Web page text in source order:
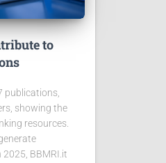
to
publications,
showing the
resources.
BBMRI.it